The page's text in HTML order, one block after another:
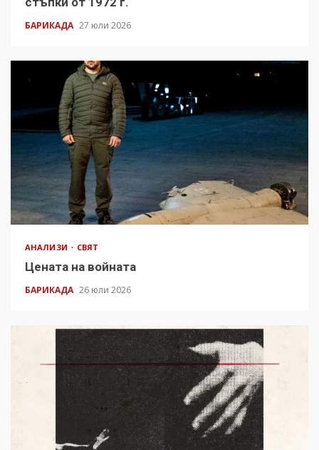
БАРИКАДА 27 юли 2026
АНАЛИЗИ СВЯТ
Цената на войната
БАРИКАДА 26 юли 2026